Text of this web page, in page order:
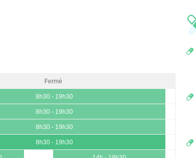
Fermé
8h30 - 19h30
8h30 - 19h30
8h30 - 19h30
8h30 - 19h30